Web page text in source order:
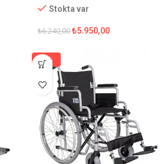
Stokta var
₺6.240,00 ₺5.950,00
-1%